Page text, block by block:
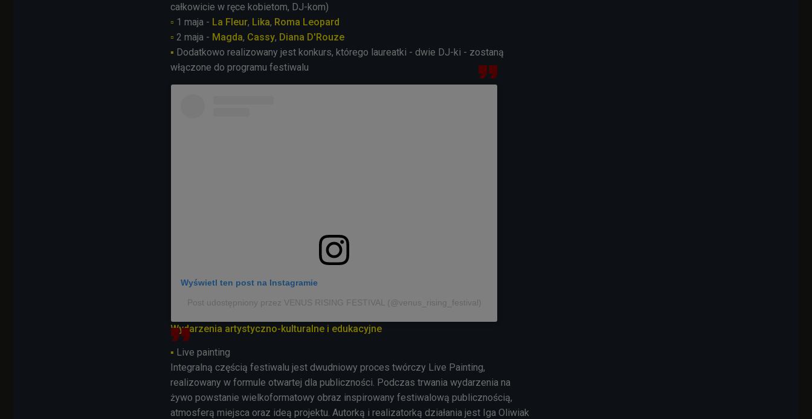
całkowicie w ręce kobietom, DJ-kom)
▫ 1 maja - La Fleur, Lika, Roma Leopard
▫ 2 maja - Magda, Cassy, Diana D'Rouze
▪ Dodatkowo realizowany jest konkurs, którego laureatki - dwie DJ-ki - zostaną
włączone do programu festiwalu
Wyświetl ten post na Instagramie
Post udostępniony przez VENUS RISING FESTIVAL (@venus_rising_festival)
Wydarzenia artystyczno-kulturalne i edukacyjne
▪ Live painting
Integralną częścią festiwalu jest dwudniowy proces twórczy Live Painting,
realizowany w formule otwartej dla publiczności. Podczas trwania wydarzenia na
żywo powstanie wielkoformatowy obraz inspirowany festiwalową publicznością,
atmosferą miejsca oraz ideą projektu. Autorką i realizatorką działania jest Iga Oliwiak